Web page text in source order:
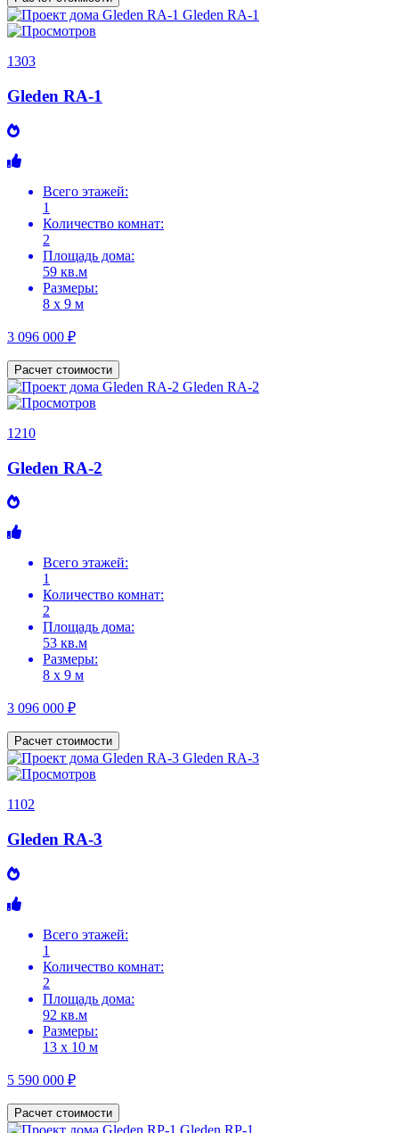
1303
Gleden RA-1
Всего этажей:
1
Количество комнат:
2
Площадь дома:
59 кв.м
Размеры:
8 х 9 м
3 096 000 ₽
Расчет стоимости
1210
Gleden RA-2
Всего этажей:
1
Количество комнат:
2
Площадь дома:
53 кв.м
Размеры:
8 х 9 м
3 096 000 ₽
Расчет стоимости
1102
Gleden RA-3
Всего этажей:
1
Количество комнат:
2
Площадь дома:
92 кв.м
Размеры:
13 х 10 м
5 590 000 ₽
Расчет стоимости